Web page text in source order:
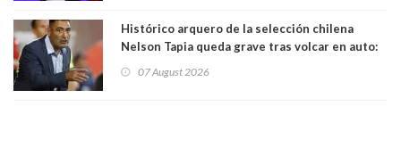
Histórico arquero de la selección chilena
Nelson Tapia queda grave tras volcar en auto:
07 August 2026